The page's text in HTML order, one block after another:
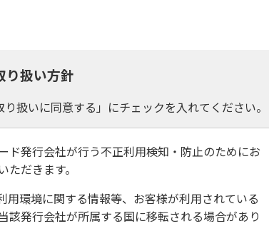
り扱い方針
扱いに同意する」にチェックを入れてください。
ド発行会社が行う不正利用検知・防止のためにお
だきます。
環境に関する情報等、お客様が利用されている
発行会社が所属する国に移転される場合があり